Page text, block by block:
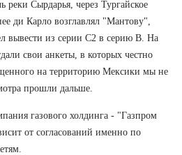
реки Сырдарья, через Тургайское
ди Карло возглавлял "Мантову",
вывести из серии С2 в серию В. На
свои анкеты, в которых честно
на территорию Мексики мы не
прошли дальше.
газового холдинга - "Газпром
от согласований именно по